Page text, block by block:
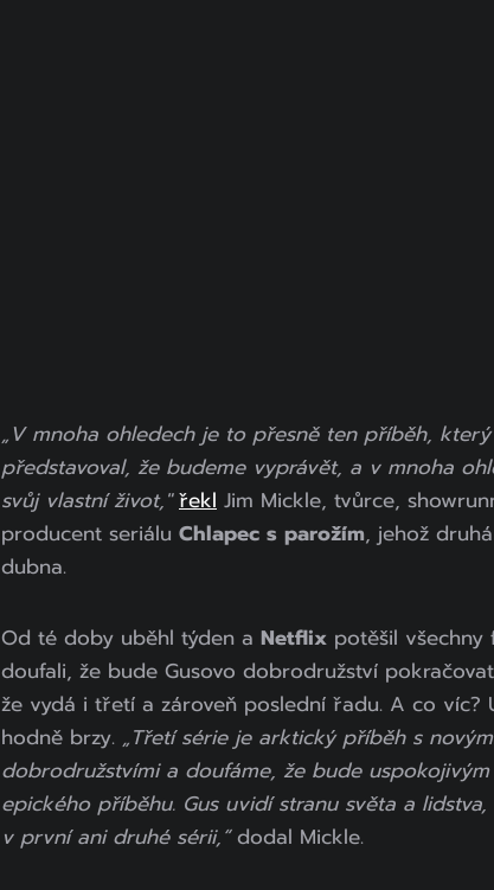
„V mnoha ohledech je to přesně ten příběh,
představoval, že budeme vyprávět, a v mnoha
svůj vlastní život," řekl Jim Mickle, tvůrce,
producent seriálu Chlapec s parožím, jehož
dubna.
Od té doby uběhl týden a Netflix potěšil
doufali, že bude Gusovo dobrodružství
že vydá i třetí a zároveň poslední řadu. A co víc?
hodně brzy. „Třetí série je arktický příběh s
dobrodružstvími a doufáme, že bude
epického příběhu. Gus uvidí stranu světa a
v první ani druhé sérii,“dodal Mickle.